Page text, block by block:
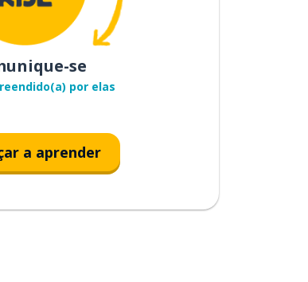
se
por elas
a aprender